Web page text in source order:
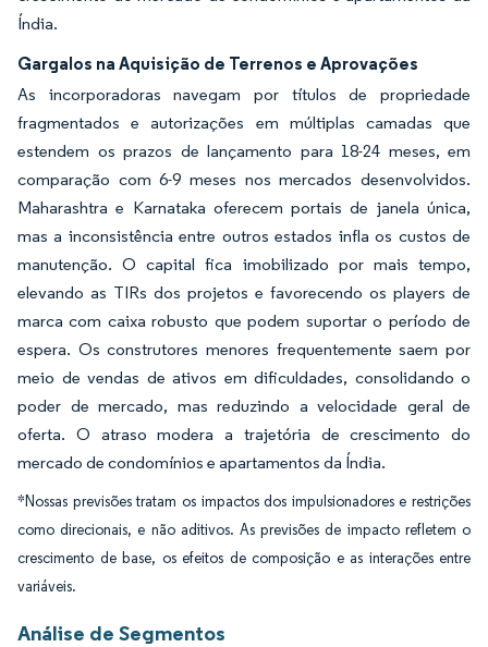
Índia.
Gargalos na Aquisição de Terrenos e Aprovações
As incorporadoras navegam por títulos de propriedade
fragmentados e autorizações em múltiplas camadas que
estendem os prazos de lançamento para 18-24 meses, em
comparação com 6-9 meses nos mercados desenvolvidos.
Maharashtra e Karnataka oferecem portais de janela única,
mas a inconsistência entre outros estados infla os custos de
manutenção. O capital fica imobilizado por mais tempo,
elevando as TIRs dos projetos e favorecendo os players de
marca com caixa robusto que podem suportar o período de
espera. Os construtores menores frequentemente saem por
meio de vendas de ativos em dificuldades, consolidando o
poder de mercado, mas reduzindo a velocidade geral de
oferta. O atraso modera a trajetória de crescimento do
mercado de condomínios e apartamentos da Índia.
*Nossas previsões tratam os impactos dos impulsionadores e restrições
como direcionais, e não aditivos. As previsões de impacto refletem o
crescimento de base, os efeitos de composição e as interações entre
variáveis.
Análise de Segmentos